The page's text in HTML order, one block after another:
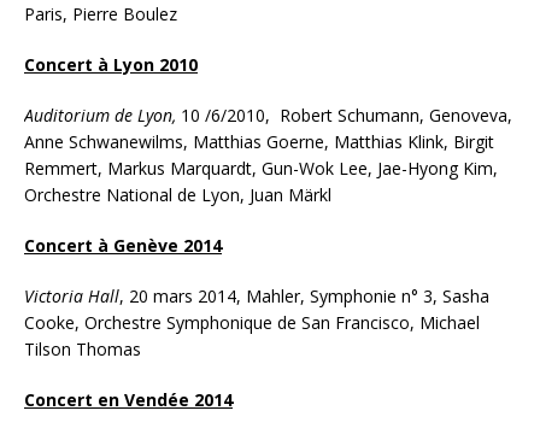
Paris, Pierre Boulez
Concert à Lyon 2010
Auditorium de Lyon, 10 /6/2010, Robert Schumann, Genoveva,
Anne Schwanewilms, Matthias Goerne, Matthias Klink, Birgit
Remmert, Markus Marquardt, Gun-Wok Lee, Jae-Hyong Kim,
Orchestre National de Lyon, Juan Märkl
Concert à Genève 2014
Victoria Hall, 20 mars 2014, Mahler, Symphonie n° 3, Sasha
Cooke, Orchestre Symphonique de San Francisco, Michael
Tilson Thomas
Concert en Vendée 2014